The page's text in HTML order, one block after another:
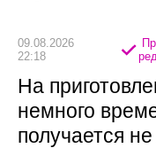
09.08.2026
22:18
На
немного
получается